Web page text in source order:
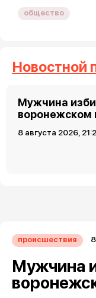
общество
Новостной
Мужчина
воронежском
8 августа 2026,
происшествия
Мужчина